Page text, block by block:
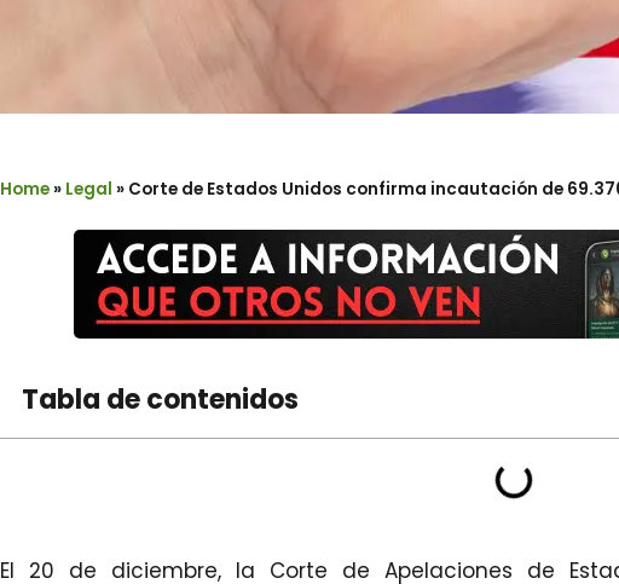
Home» Legal » Corte de Estados Unidos confirma incautación de
Tabla de contenidos
El 20 de diciembre, la Corte de Apelaciones de